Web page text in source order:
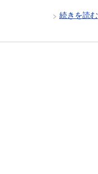
続きを読む